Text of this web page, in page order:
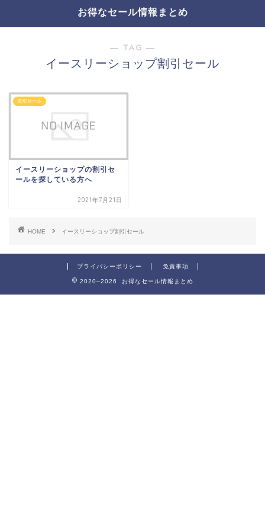
お得なセール情報まとめ
― TAG ―
イースリーショップ割引セール
割引セール
イースリーショップの割引セ
ールを探している方へ
2021年7月21日
HOME イースリーショップ割引セール
プライバシーポリシー 免責事項
2020–2026 お得なセール情報まとめ